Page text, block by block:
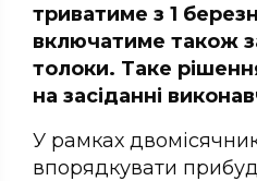
триватиме з 1
включатиме також
толоки. Таке
на засіданні
У рамках
впорядкувати